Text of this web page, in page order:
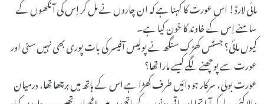
مائی لارڈ! اس عورت کا کہنا ہے کہ ان چاروں نے مل کر اِس کی آنکھوں کے
سامنے اِس کے خاوند کا خون کیا ہے۔
کیوں مائی؟ جسٹس کھڑک سنگھ نے پولیس آفیسر کی بات پوری بھی نہیں سنی اور
عورت سے پوچھنے لگے کیسے مارا تھا؟
عورت بولی، سرکار جو دائیں طرف کھڑا ہے اس کے ہاتھ میں برچھا تھا، درمیان